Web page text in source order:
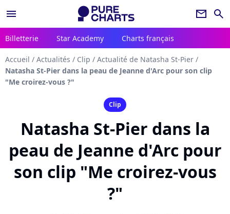
menu newsletter search
Billetterie Star Academy Charts français
Accueil / Actualités / Clip / Actualité de Natasha St-Pier /
Natasha St-Pier dans la peau de Jeanne d'Arc pour son clip
"Me croirez-vous ?"
Clip
Natasha St-Pier dans la
peau de Jeanne d'Arc pour
son clip "Me croirez-vous
?"